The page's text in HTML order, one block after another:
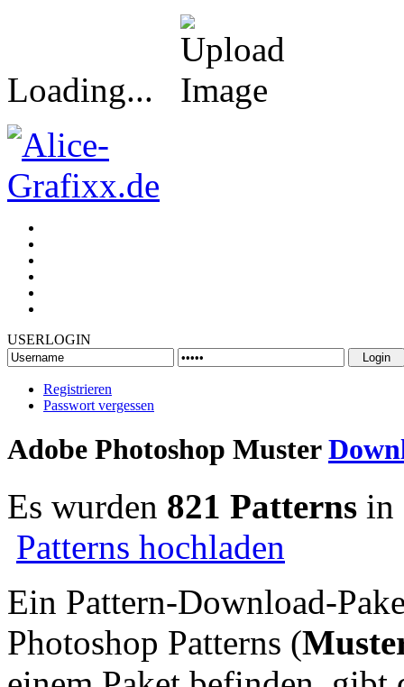
Loading...
USERLOGIN
Registrieren
Passwort vergessen
Adobe Photoshop Muster
Es wurden 821 Patterns in
Patterns hochladen
Ein Pattern-Download-
Photoshop Patterns (